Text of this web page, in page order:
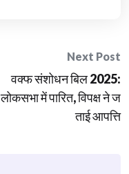
Next Post
वक्फ संशोधन बिल 2025:
लोकसभा में पारित, विपक्ष ने ज
ताई आपत्ति